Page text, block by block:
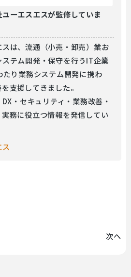
ーエスエスが監修していま
は、流通（小売・卸売）業お
テム開発・保守を行うIT企業
たり業務システム開発に携わ
支援してきました。
・セキュリティ・業務改善・
務に役立つ情報を発信してい
次へ